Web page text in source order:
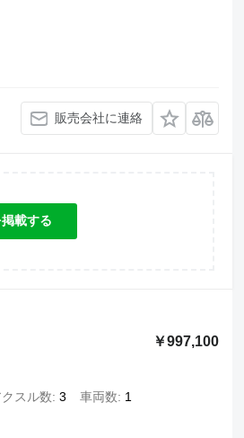
販売会社に連絡
載する
￥997,100
クスル数 3 車両数 1